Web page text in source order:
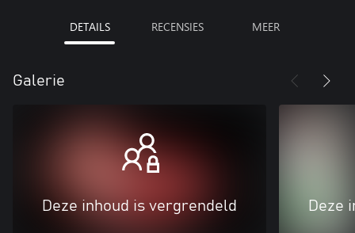
DETAILS RECENSIES MEER
Galerie
Deze inhoud is vergrendeld Deze